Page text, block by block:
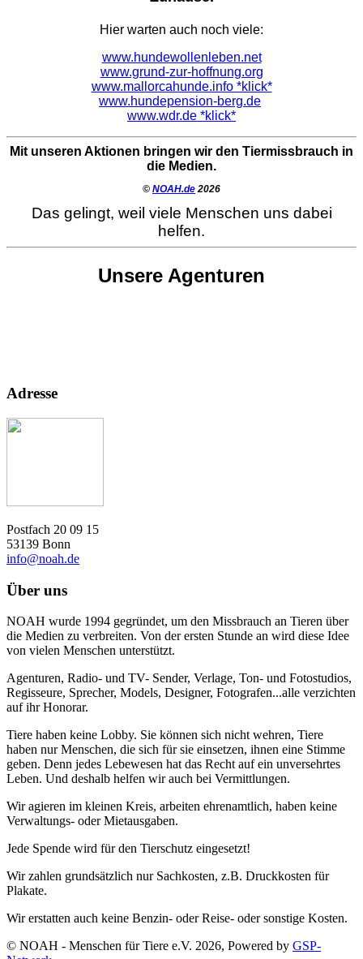
Hier warten auch noch viele:
www.hundewollenleben.net
www.grund-zur-hoffnung.org
www.mallorcahunde.info *klick*
www.hundepension-berg.de
www.wdr.de *klick*
Mit unseren Aktionen bringen wir den Tiermissbrauch in
die Medien.
© NOAH.de 2026
Das gelingt, weil viele Menschen uns dabei
helfen.
Unsere Agenturen
Adresse
Postfach 20 09 15
53139 Bonn
info@noah.de
Über uns
NOAH wurde 1994 gegründet, um den Missbrauch an Tieren über
die Medien zu verbreiten. Von der ersten Stunde an wird diese Idee
von vielen Menschen unterstützt.
Agenturen, Radio- und TV- Sender, Verlage, Ton- und Fotostudios,
Regisseure, Sprecher, Models, Designer, Fotografen...alle verzichten
auf ihr Honorar.
Tiere haben keine Lobby. Sie können sich nicht wehren, Tiere
haben nur Menschen, die sich für sie einsetzen, ihnen eine Stimme
geben. Denn jedes Lebewesen hat das Recht auf ein unversehrtes
Leben. Und deshalb helfen wir auch bei Vermittlungen.
Wir agieren im kleinen Kreis, arbeiten ehrenamtlich, haben keine
Verwaltungs- oder Mietausgaben.
Jede Spende wird für den Tierschutz eingesetzt!
Wir zahlen grundsätzlich nur Sachkosten, z.B. Druckkosten für
Plakate.
Wir erstatten auch keine Benzin- oder Reise- oder sonstige Kosten.
© NOAH - Menschen für Tiere e.V. 2026, Powered by GSP-